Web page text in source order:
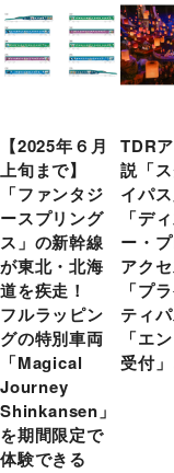
【2025年６月
上旬まで】
「ファンタジ
ースプリング
ス」の新幹線
が東北・北海
道を疾走！
フルラッピン
グの特別車両
「Magical
Journey
Shinkansen」
を期間限定で
体験できる
TDR
説「
イパ
「デ
ー・
アクセ
「プ
ティパ
「エ
受付